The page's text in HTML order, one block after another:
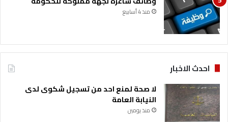
منذ 4 أسابيع
احدث الاخبار
لا صحة لمنع احد من تسجيل شكوى لدى
النيابة العامة
منذ يومين